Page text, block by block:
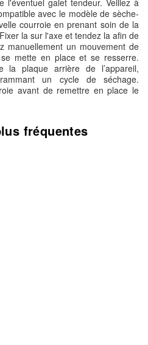
l'éventuel galet tendeur. Veillez à
avec le modèle de sèche-
courroie en prenant soin de la
la sur l'axe et tendez la afin de
manuellement un mouvement de
mette en place et se resserre.
la plaque arrière de l’appareil,
un cycle de séchage.
avant de remettre en place le
fréquentes